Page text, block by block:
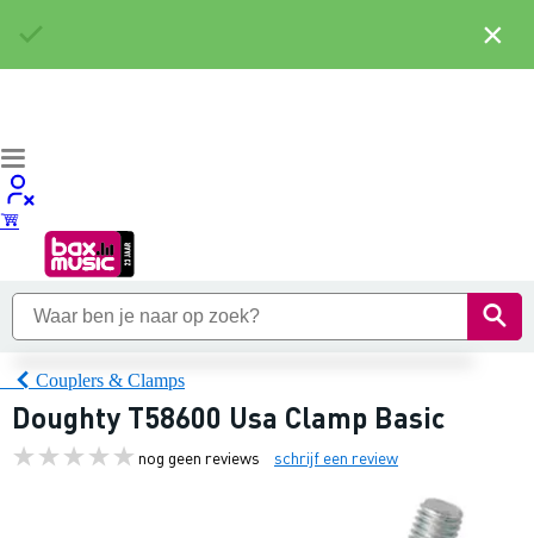
Couplers & Clamps
Doughty T58600 Usa Clamp Basic
nog geen reviews schrijf een review
×